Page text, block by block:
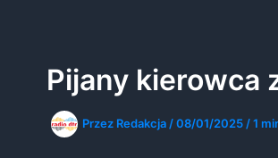
Pijany kierowca
Przez Redakcja /08/01/2025 /1